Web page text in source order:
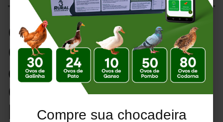
Compre sua chocadeira
Como Reduzir o
Consumo de Energia
da Chocadeira sem
Comprometer a
Incubação